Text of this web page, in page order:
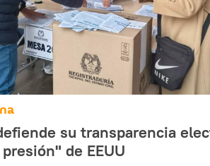
su transparencia
de EEUU